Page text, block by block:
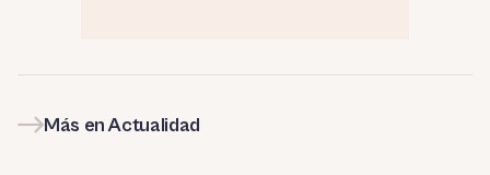
Más en Actualidad